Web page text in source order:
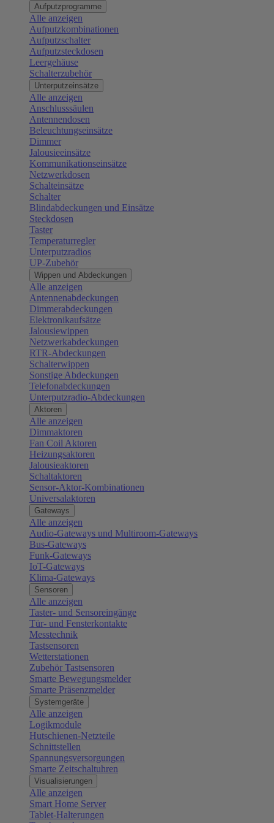
Aufputzprogramme
Alle anzeigen
Aufputzkombinationen
Aufputzschalter
Aufputzsteckdosen
Leergehäuse
Schalterzubehör
Unterputzeinsätze
Alle anzeigen
Anschlusssäulen
Antennendosen
Beleuchtungseinsätze
Dimmer
Jalousieeinsätze
Kommunikationseinsätze
Netzwerkdosen
Schalteinsätze
Schalter
Blindabdeckungen und Einsätze
Steckdosen
Taster
Temperaturregler
Unterputzradios
UP-Zubehör
Wippen und Abdeckungen
Alle anzeigen
Antennenabdeckungen
Dimmerabdeckungen
Elektronikaufsätze
Jalousiewippen
Netzwerkabdeckungen
RTR-Abdeckungen
Schalterwippen
Sonstige Abdeckungen
Telefonabdeckungen
Unterputzradio-Abdeckungen
Aktoren
Alle anzeigen
Dimmaktoren
Fan Coil Aktoren
Heizungsaktoren
Jalousieaktoren
Schaltaktoren
Sensor-Aktor-Kombinationen
Universalaktoren
Gateways
Alle anzeigen
Audio-Gateways und Multiroom-Gateways
Bus-Gateways
Funk-Gateways
IoT-Gateways
Klima-Gateways
Sensoren
Alle anzeigen
Taster- und Sensoreingänge
Tür- und Fensterkontakte
Messtechnik
Tastsensoren
Wetterstationen
Zubehör Tastsensoren
Smarte Bewegungsmelder
Smarte Präsenzmelder
Systemgeräte
Alle anzeigen
Logikmodule
Hutschienen-Netzteile
Schnittstellen
Spannungsversorgungen
Smarte Zeitschaltuhren
Visualisierungen
Alle anzeigen
Smart Home Server
Tablet-Halterungen